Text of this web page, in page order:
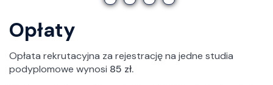
Opłaty
Opłata rekrutacyjna za rejestrację na jedne studia
podyplomowe wynosi 85 zł.